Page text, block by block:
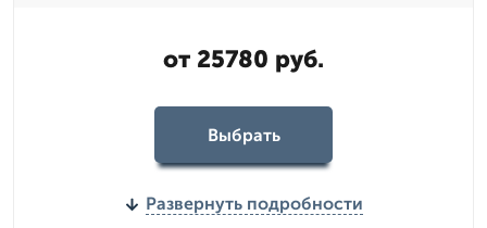
от 25780 руб.
Выбрать
Развернуть подробности